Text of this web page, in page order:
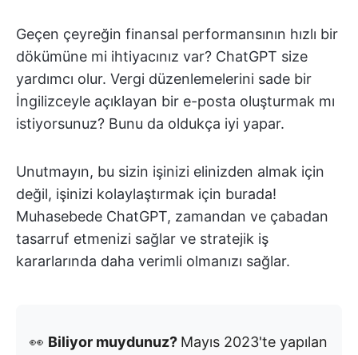
Geçen çeyreğin finansal performansının hızlı bir
dökümüne mi ihtiyacınız var? ChatGPT size
yardımcı olur. Vergi düzenlemelerini sade bir
İngilizceyle açıklayan bir e-posta oluşturmak mı
istiyorsunuz? Bunu da oldukça iyi yapar.
Unutmayın, bu sizin işinizi elinizden almak için
değil, işinizi kolaylaştırmak için burada!
Muhasebede ChatGPT, zamandan ve çabadan
tasarruf etmenizi sağlar ve stratejik iş
kararlarında daha verimli olmanızı sağlar.
👀 Biliyor muydunuz? Mayıs 2023'te yapılan